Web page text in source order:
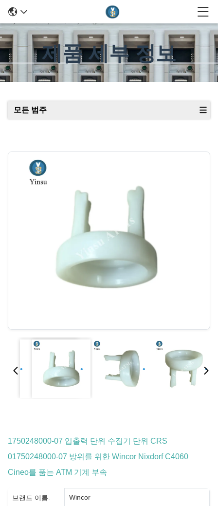
제품 세부 정보
모든 범주
1750248000-07 입출력 단위 수집기 단위 CRS
01750248000-07 방위를 위한 Wincor Nixdorf C4060
Cineo를 품는 ATM 기계 부속
브랜드 이름: Wincor